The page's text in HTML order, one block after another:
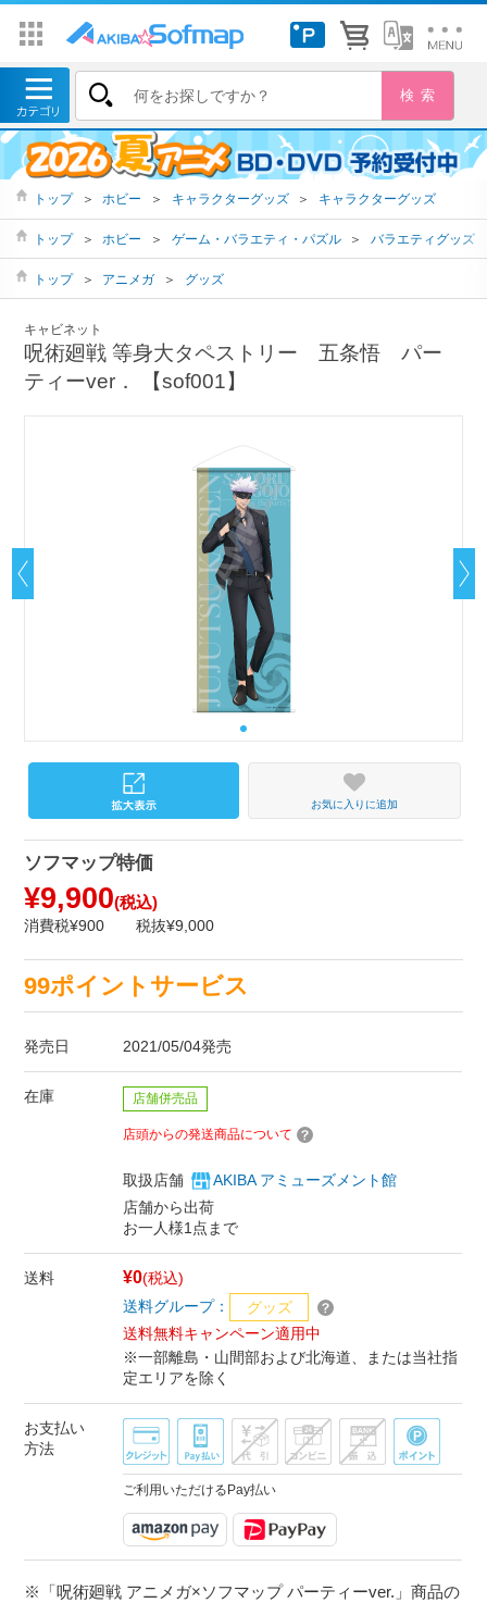
トップ ＞ ホビー ＞ キャラクターグッズ ＞ キャラクターグッズ
トップ ＞ ホビー ＞ ゲーム・バラエティ・パズル ＞ バラエティグッズ
トップ ＞ アニメガ ＞ グッズ
キャビネット
呪術廻戦 等身大タペストリー 五条悟 パー
ティーver． 【sof001】
お気に入りに追加
ソフマップ特価
¥9,900(税込)
消費税¥900 税抜¥9,000
99ポイントサービス
発売日 2021/05/04発売
在庫 店舗併売品
店頭からの発送商品について
取扱店舗
AKIBA アミューズメント館
店舗から出荷
お一人様1点まで
送料 ¥0(税込)
送料グループ：
グッズ
送料無料キャンペーン適用中
※一部離島・山間部および北海道、または当社指
定エリアを除く
お支払い
方法
ご利用いただけるPay払い
※「呪術廻戦 アニメガ×ソフマップ パーティーver.」商品の